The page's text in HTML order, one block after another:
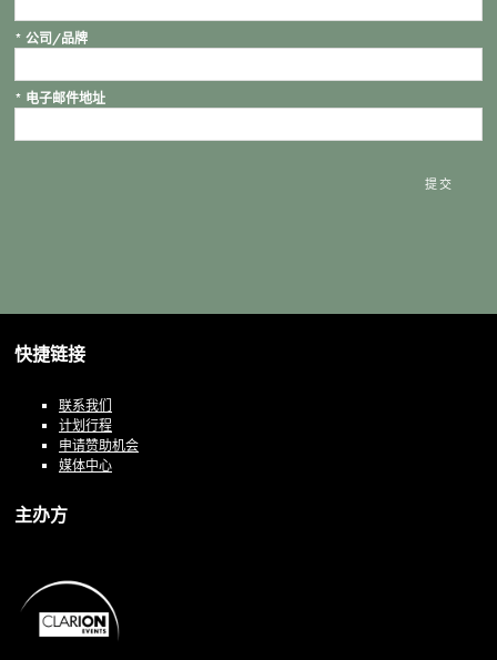
* 公司/品牌
* 电子邮件地址
提交
快捷链接
联系我们
计划行程
申请赞助机会
媒体中心
主办方